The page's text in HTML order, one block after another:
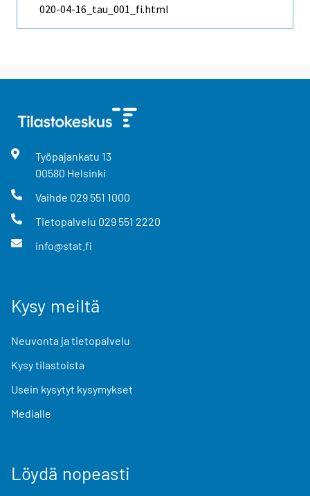
020-04-16_tau_001_fi.html
Työpajankatu 13
00580 Helsinki
Vaihde 029 551 1000
Tietopalvelu 029 551 2220
info@stat.fi
Kysy meiltä
Neuvonta ja tietopalvelu
Kysy tilastoista
Usein kysytyt kysymykset
Medialle
Löydä nopeasti